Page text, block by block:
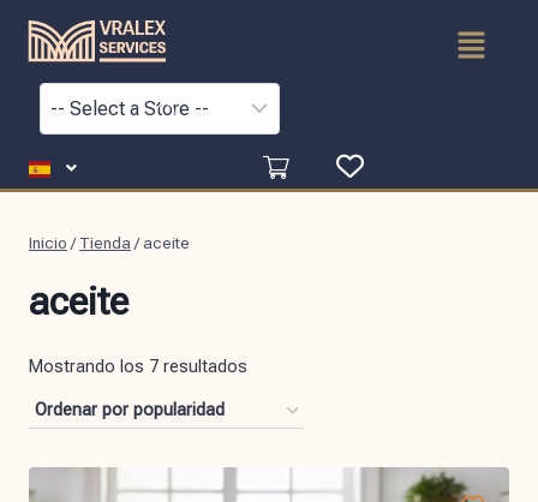
Inicio / Tienda/ aceite
aceite
Mostrando los 7 resultados